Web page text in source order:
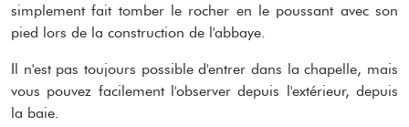
simplement fait tomber le rocher en le poussant avec son
pied lors de la construction de l'abbaye.
Il n'est pas toujours possible d'entrer dans la chapelle, mais
vous pouvez facilement l'observer depuis l'extérieur, depuis
la baie.